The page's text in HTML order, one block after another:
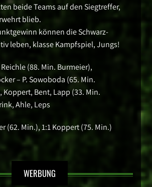
beide Teams auf den Siegtreffer,
blieb.
können die Schwarz-
leben, klasse Kampfspiel, Jungs!
(88. Min. Burmeier),
– P. Sowoboda (65. Min.
Koppert, Bent, Lapp (33. Min.
Ahle, Leps
(62. Min.), 1:1 Koppert (75. Min.)
WERBUNG